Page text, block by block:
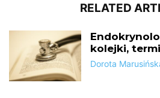
RELATED
kolejki,
Dorota